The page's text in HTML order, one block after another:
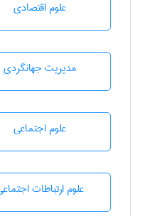
علوم اقتصادی
مديريت جهانگردی
علوم اجتماعی
علوم ارتباطات